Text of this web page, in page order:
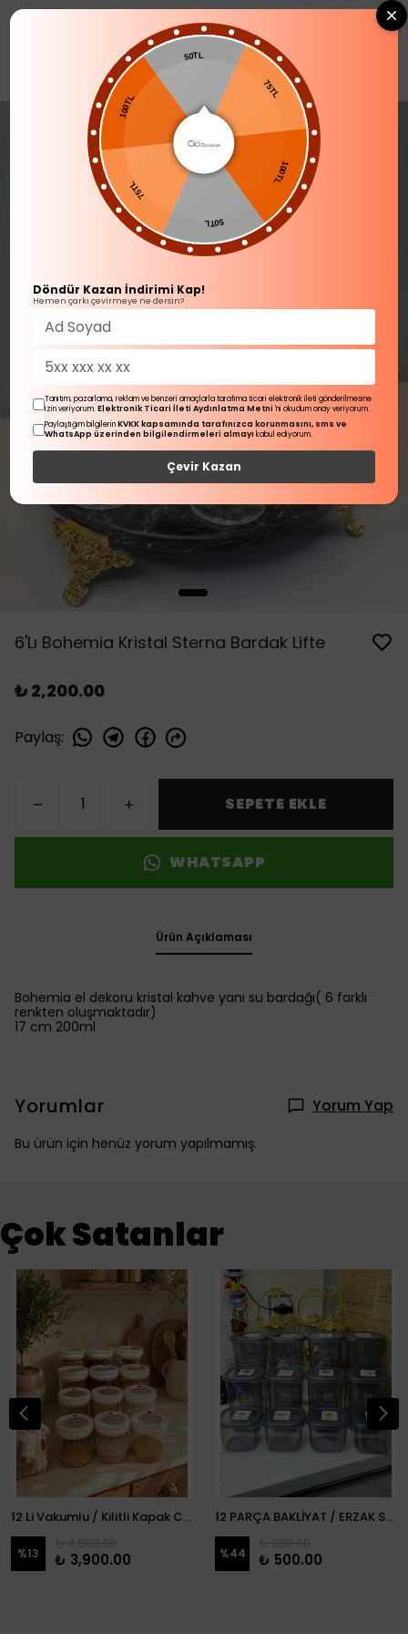
0
SOFRA ÜRÜNLERİ Kahve Yanı Su Bardağı
6'Lı Bohemia Kristal Sterna Bardak Lifte
₺ 2,200.00
Paylaş:
SEPETE EKLE
WHATSAPP
Ürün Açıklaması
Bohemia el dekoru kristal kahve yanı su bardağı( 6 farklı
renkten oluşmaktadır)
17 cm 200ml
Yorumlar Yorum Yap
Bu ürün için henüz yorum yapılmamış.
Çok Satanlar
12 Li Vakumlu / Kilitli Kapak Cam Erzak Kabı / Kavanoz
%13 ₺ 3,900.00
12 PARÇA BAKLİYAT / ERZAK SETİ
%44 ₺ 500.00
50TL
75TL
100TL
50TL
75TL
100TL
Döndür Kazan İndirimi Kap!
Hemen çarkı çevirmeye ne dersin?
Tanıtım, pazarlama, reklam ve benzeri amaçlarla tarafıma ticari elektronik ileti gönderilmesine
izin veriyorum.Elektronik Ticari İleti Aydınlatma Metni 'ni okudum onay veriyorum.
Paylaştığım bilgilerinKVKK kapsamında tarafınızca korunmasını, sms ve
WhatsApp üzerinden bilgilendirmeleri almayı kabul ediyorum.
Çevir Kazan